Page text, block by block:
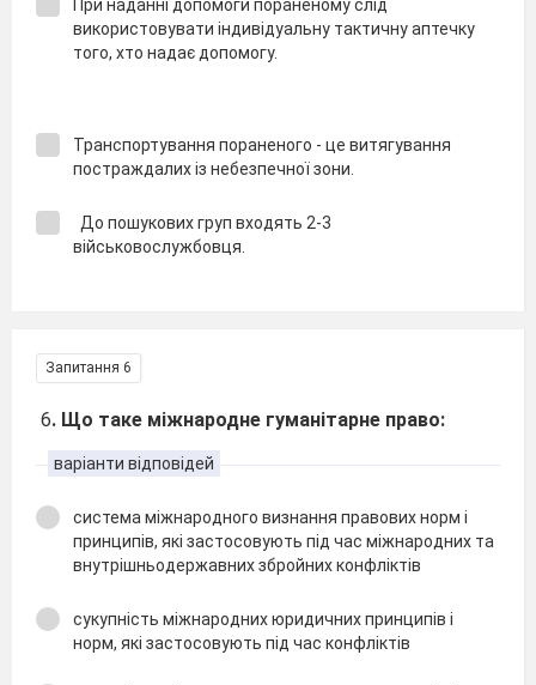
При наданні допомоги пораненому слід
використовувати індивідуальну тактичну аптечку
того, хто надає допомогу.
Транспортування пораненого - це витягування
постраждалих із небезпечної зони.
До пошукових груп входять 2-3
військовослужбовця.
Запитання 6
6. Що таке міжнародне гуманітарне право:
варіанти відповідей
система міжнародного визнання правових норм і
принципів, які застосовують під час міжнародних та
внутрішньодержавних збройних конфліктів
сукупність міжнародних юридичних принципів і
норм, які застосовують під час конфліктів